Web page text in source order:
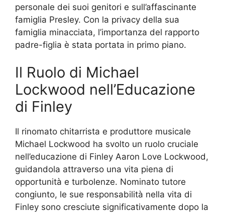
personale dei suoi genitori e sull’affascinante
famiglia Presley. Con la privacy della sua
famiglia minacciata, l’importanza del rapporto
padre-figlia è stata portata in primo piano.
Il Ruolo di Michael
Lockwood nell’Educazione
di Finley
Il rinomato chitarrista e produttore musicale
Michael Lockwood ha svolto un ruolo cruciale
nell’educazione di Finley Aaron Love Lockwood,
guidandola attraverso una vita piena di
opportunità e turbolenze. Nominato tutore
congiunto, le sue responsabilità nella vita di
Finley sono cresciute significativamente dopo la